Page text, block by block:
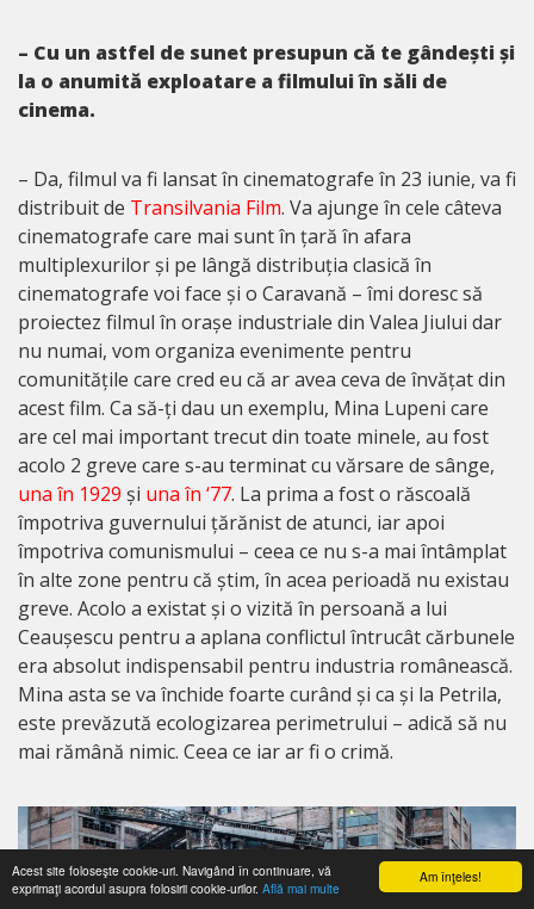
Am înţeles!
Acest site foloseşte cookie-uri. Navigând în continuare, vă
exprimaţi acordul asupra folosirii cookie-urilor. Află mai multe
– Cu un astfel de sunet presupun că te gândești și
la o anumită exploatare a filmului în săli de
cinema.
– Da, filmul va fi lansat în cinematografe în 23 iunie, va fi
distribuit de Transilvania Film. Va ajunge în cele câteva
cinematografe care mai sunt în țară în afara
multiplexurilor și pe lângă distribuția clasică în
cinematografe voi face și o Caravană – îmi doresc să
proiectez filmul în orașe industriale din Valea Jiului dar
nu numai, vom organiza evenimente pentru
comunitățile care cred eu că ar avea ceva de învățat din
acest film. Ca să-ți dau un exemplu, Mina Lupeni care
are cel mai important trecut din toate minele, au fost
acolo 2 greve care s-au terminat cu vărsare de sânge,
una în 1929 și una în ‘77. La prima a fost o răscoală
împotriva guvernului țărănist de atunci, iar apoi
împotriva comunismului – ceea ce nu s-a mai întâmplat
în alte zone pentru că știm, în acea perioadă nu existau
greve. Acolo a existat și o vizită în persoană a lui
Ceaușescu pentru a aplana conflictul întrucât cărbunele
era absolut indispensabil pentru industria românească.
Mina asta se va închide foarte curând și ca și la Petrila,
este prevăzută ecologizarea perimetrului – adică să nu
mai rămână nimic. Ceea ce iar ar fi o crimă.